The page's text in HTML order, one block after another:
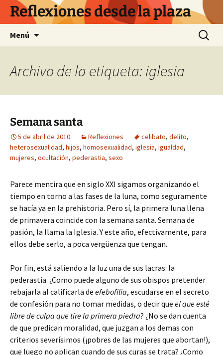
Saltar
contenido
Reflexiones desde la plaza
Menú Buscar:
Archivo de la etiqueta: iglesia
Semana santa
5 de abril de 2010 Reflexiones celibato, delito,
heterosexualidad, hijos, homosexualidad, iglesia, igualdad,
mujeres, ocultación, pederastia, sexo
Parece mentira que en siglo XXI sigamos organizando el
tiempo en torno a las fases de la luna, como seguramente
se hacía ya en la prehistoria. Pero sí, la primera luna llena
de primavera coincide con la semana santa. Semana de
pasión, la llama la Iglesia. Y este año, efectivamente, para
ellos debe serlo, a poca vergüenza que tengan.
Por fin, está saliendo a la luz una de sus lacras: la
pederastia. ¿Como puede alguno de sus obispos pretender
rebajarla al calificarla de efebofilia, escudarse en el secreto
de confesión para no tomar medidas, o decir que el que esté
libre de culpa que tire la primera piedra? ¿No se dan cuenta
de que predican moralidad, que juzgan a los demas con
criterios severísimos (¡pobres de las mujeres que abortan!),
que luego no aplican cuando de sus curas se trata? ¿Como